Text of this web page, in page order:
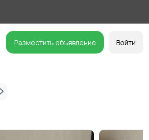
Разместить объявление Войти